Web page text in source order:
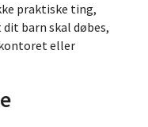
praktiske ting,
dit barn skal døbes,
eller